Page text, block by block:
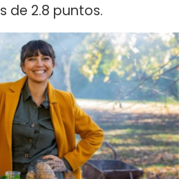
de 2.8 puntos.